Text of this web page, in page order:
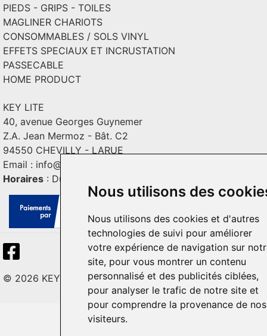
Nous utilisons des
Nous utilisons des cookies et d'autres
technologies de suivi pour améliorer
votre expérience de navigation sur
site, pour vous montrer un contenu
personnalisé et des publicités ciblées,
pour analyser le trafic de notre site et
pour comprendre la provenance de nos
visiteurs.
PIEDS - GRIPS - TOILES
MAGLINER CHARIOTS
CONSOMMABLES / SOLS VINYL
EFFETS SPECIAUX ET INCRUSTATION
PASSECABLE
HOME PRODUCT
KEY LITE
40, avenue Georges Guynemer
Z.A. Jean Mermoz - Bât. C2
94550 CHEVILLY - LARUE
Email : info@keylite.com
Horaires : Du lundi au vendredi : 9h-13h & 14h-18h
© 2026 KEY LITE. Tous droits réservés.